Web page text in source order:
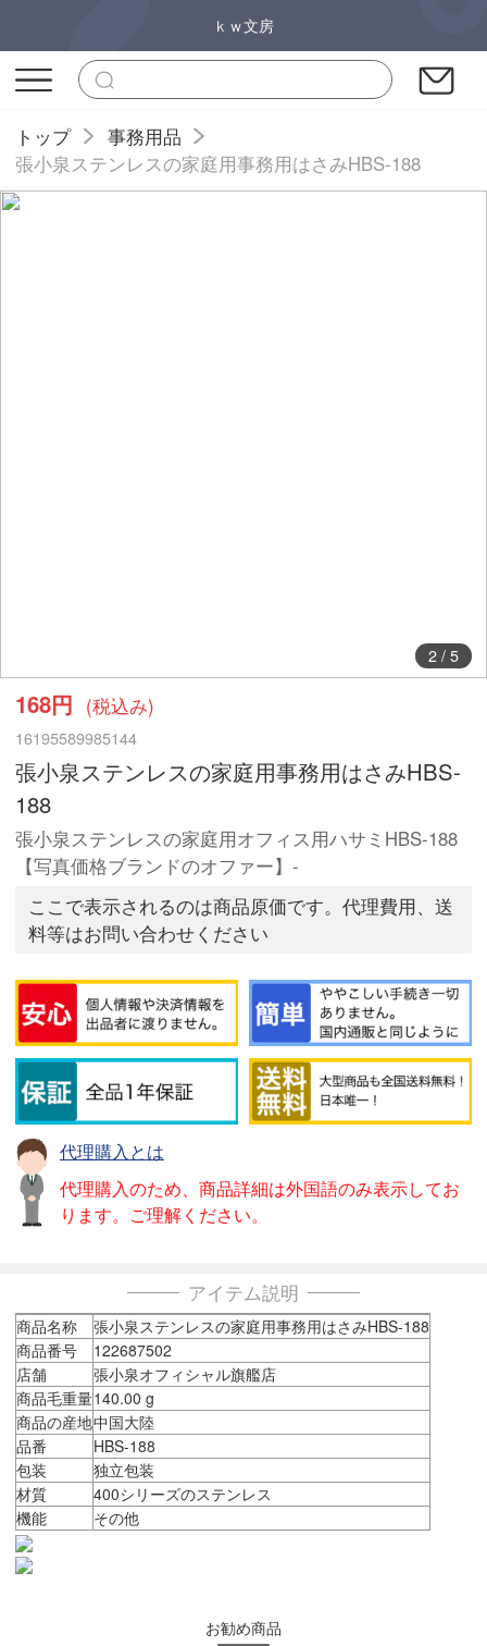
ｋｗ文房
トップ
事務用品
張小泉ステンレスの家庭用事務用はさみHBS-188
2/ 5
168円 (税込み)
16195589985144
張小泉ステンレスの家庭用事務用はさみHBS-
188
張小泉ステンレスの家庭用オフィス用ハサミHBS-188
【写真価格ブランドのオファー】-
ここで表示されるのは商品原価です。代理費用、送
料等はお問い合わせください
代理購入とは
代理購入のため、商品詳細は外国語のみ表示してお
ります。ご理解ください。
アイテム説明
商品名称
張小泉ステンレスの家庭用事務用はさみHBS-188
商品番号
122687502
店舗
張小泉オフィシャル旗艦店
商品毛重量140.00 g
商品の産地中国大陸
品番
HBS-188
包装
独立包装
材質
400シリーズのステンレス
機能
その他
お勧め商品